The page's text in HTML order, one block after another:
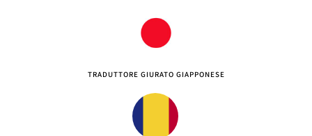
TRADUTTORE GIURATO GIAPPONESE